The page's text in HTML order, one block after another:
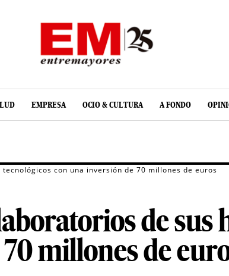
EMPRESA OCIO & CULTURA A FONDO
con una inversión de 70 millones de euros
de sus
millones de